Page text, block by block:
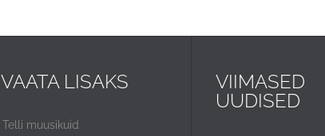
VAATA LISAKS
Telli muusikuid
VIIMASED
UUDISED